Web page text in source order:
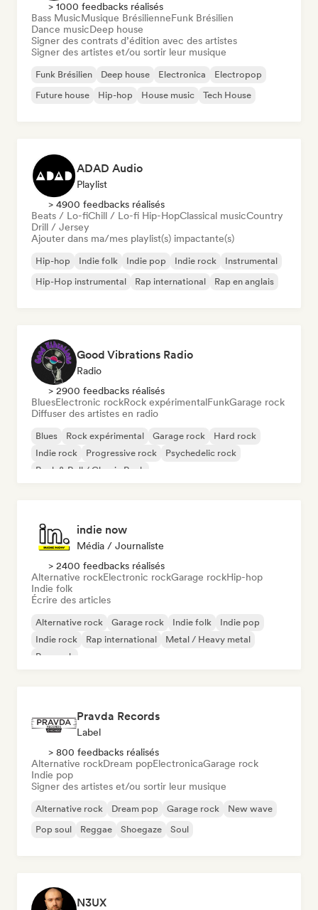
> 1000 feedbacks réalisés
Bass MusicMusique BrésilienneFunk Brésilien
Dance musicDeep house
Signer des contrats d’édition avec des artistes
Signer des artistes et/ou sortir leur musique
Funk Brésilien Deep house Electronica
Electropop
Future house
Hip-hop House music Tech House
ADAD Audio
Playlist
> 4900 feedbacks réalisés
Beats / Lo-fiChill / Lo-fi Hip-HopClassical musicCountry
Drill / Jersey
Ajouter dans ma/mes playlist(s) impactante(s)
Hip-hop Indie folk Indie pop Indie rock
Instrumental
Hip-Hop instrumental
Rap international Rap en anglais
Good Vibrations Radio
Radio
> 2900 feedbacks réalisés
BluesElectronic rockRock expérimentalFunkGarage rock
Diffuser des artistes en radio
Blues Rock expérimental Garage rock
Hard rock
Indie rock
Progressive rock
Psychedelic rock
Rock & Roll / Classic Rock
indie now
Média / Journaliste
> 2400 feedbacks réalisés
Alternative rockElectronic rockGarage rockHip-hop
Indie folk
Écrire des articles
Alternative rock Garage rock Indie folk
Indie pop
Indie rock
Rap international
Metal / Heavy metal
Pop rock
Pravda Records
Label
> 800 feedbacks réalisés
Alternative rockDream popElectronicaGarage rock
Indie pop
Signer des artistes et/ou sortir leur musique
Alternative rock Dream pop Garage rock
New wave
Pop soul
Reggae Shoegaze Soul
N3UX